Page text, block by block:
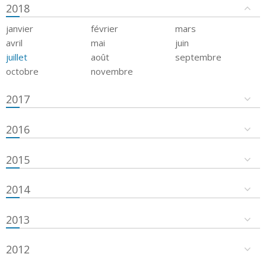
2018
janvier février
mars
avril
mai
juin
juillet
août
septembre
octobre
novembre
2017
2016
2015
2014
2013
2012